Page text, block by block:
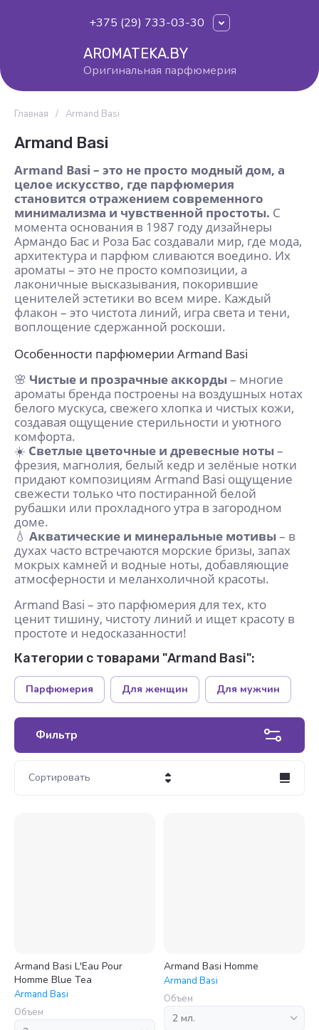
+375 (29) 733-03-30
AROMATEKA.BY
Оригинальная парфюмерия
Главная / Armand Basi
Armand Basi
Armand Basi – это не просто модный дом, а
целое искусство, где парфюмерия
становится отражением современного
минимализма и чувственной простоты. С
момента основания в 1987 году дизайнеры
Армандо Бас и Роза Бас создавали мир, где мода,
архитектура и парфюм сливаются воедино. Их
ароматы – это не просто композиции, а
лаконичные высказывания, покорившие
ценителей эстетики во всем мире. Каждый
флакон – это чистота линий, игра света и тени,
воплощение сдержанной роскоши.
Особенности парфюмерии Armand Basi
🌸 Чистые и прозрачные аккорды – многие
ароматы бренда построены на воздушных нотах
белого мускуса, свежего хлопка и чистых кожи,
создавая ощущение стерильности и уютного
комфорта.
☀️ Светлые цветочные и древесные ноты –
фрезия, магнолия, белый кедр и зелёные нотки
придают композициям Armand Basi ощущение
свежести только что постиранной белой
рубашки или прохладного утра в загородном
доме.
💧 Акватические и минеральные мотивы – в
духах часто встречаются морские бризы, запах
мокрых камней и водные ноты, добавляющие
атмосферности и меланхоличной красоты.
Armand Basi – это парфюмерия для тех, кто
ценит тишину, чистоту линий и ищет красоту в
простоте и недосказанности!
Категории с товарами "Armand Basi":
Парфюмерия Для женщин Для мужчин
Фильтр
Сортировать
Armand Basi L'Eau Pour
Homme Blue Tea
Armand Basi
Объем
Armand Basi Homme
Armand Basi
Объем